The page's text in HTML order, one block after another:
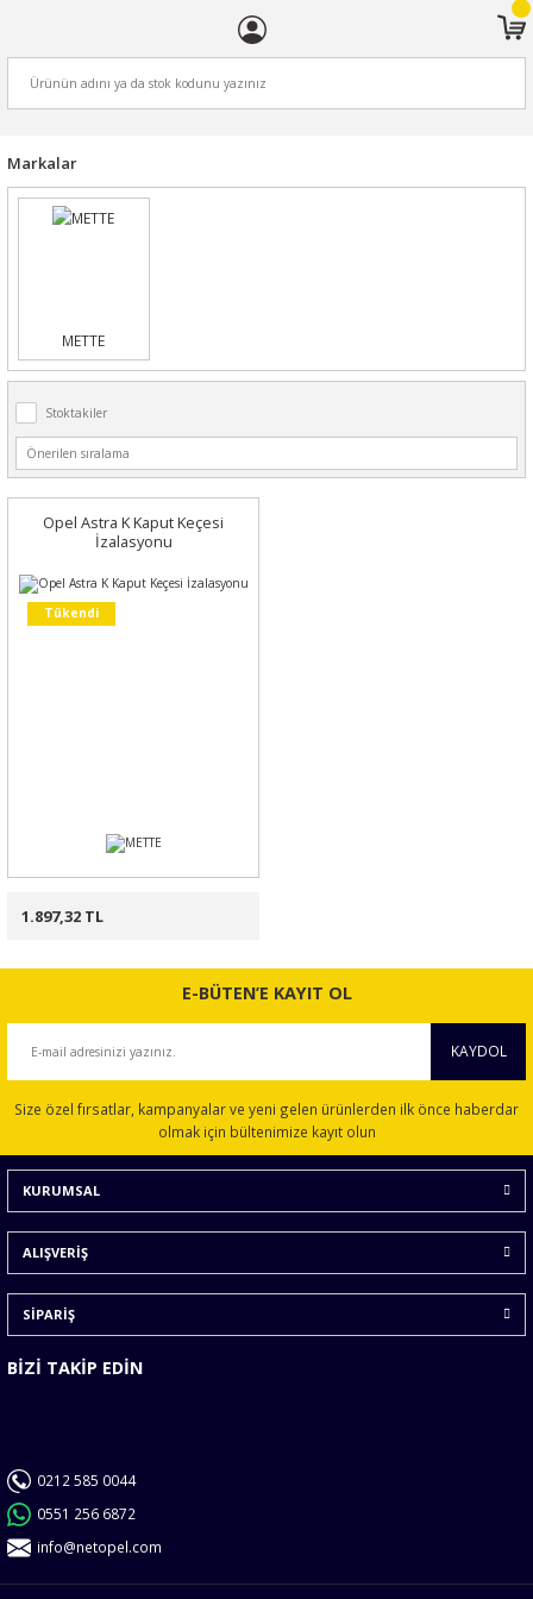
Markalar
METTE
Stoktakiler
Tükendi
Opel Astra K Kaput Keçesi
İzalasyonu
1.897,32 TL
E-BÜTEN’E KAYIT OL
KAYDOL
Size özel fırsatlar, kampanyalar ve yeni gelen ürünlerden ilk önce haberdar
olmak için bültenimize kayıt olun
KURUMSAL
ALIŞVERİŞ
SİPARİŞ
BİZİ TAKİP EDİN
0212 585 0044
0551 256 6872
info@netopel.com